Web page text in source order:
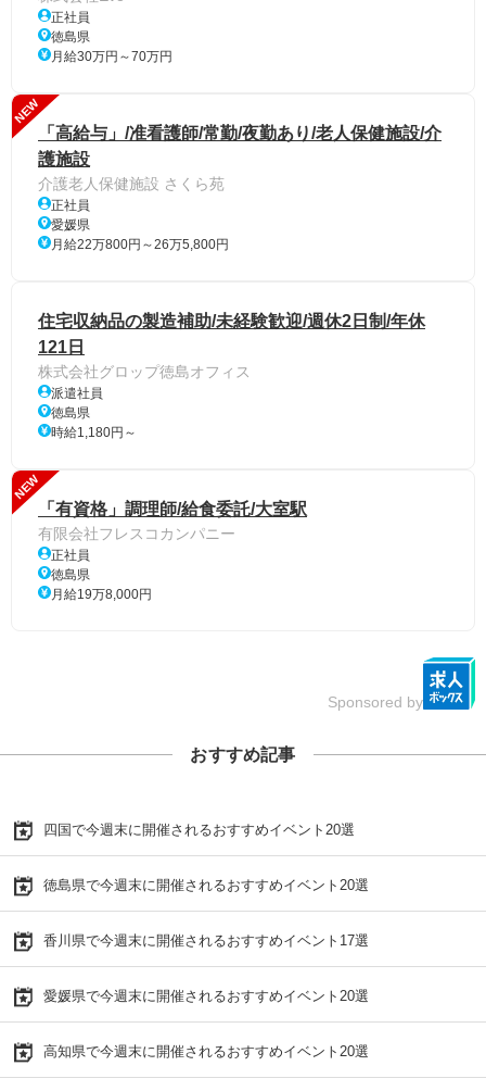
正社員
徳島県
月給30万円～70万円
NEW
「高給与」/准看護師/常勤/夜勤あり/老人保健施設/介
護施設
介護老人保健施設 さくら苑
正社員
愛媛県
月給22万800円～26万5,800円
住宅収納品の製造補助/未経験歓迎/週休2日制/年休
121日
株式会社グロップ徳島オフィス
派遣社員
徳島県
時給1,180円～
NEW
「有資格」調理師/給食委託/大室駅
有限会社フレスコカンパニー
正社員
徳島県
月給19万8,000円
Sponsored by
おすすめ記事
四国で今週末に開催されるおすすめイベント20選
徳島県で今週末に開催されるおすすめイベント20選
香川県で今週末に開催されるおすすめイベント17選
愛媛県で今週末に開催されるおすすめイベント20選
高知県で今週末に開催されるおすすめイベント20選